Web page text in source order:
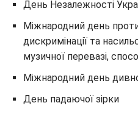
День Незалежності
Міжнародний день
дискримінації та
музичної перевазі,
Міжнародний день
День падаючої зірки